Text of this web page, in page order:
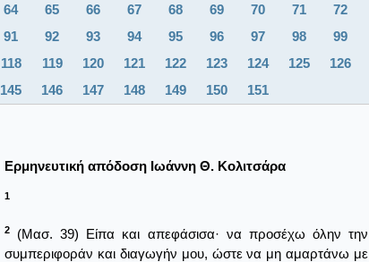
64 65 66 67 68 69 70 71 72
91 92 93 94 95 96 97 98 99
118 119 120 121 122 123 124 125 126
145 146 147 148 149 150 151
Ερμηνευτική απόδοση Ιωάννη Θ. Κολιτσάρα
1
2
(Μασ. 39) Είπα και απεφάσισα· να προσέχω όλην την
συμπεριφοράν και διαγωγήν μου, ώστε να μη αμαρτάνω με